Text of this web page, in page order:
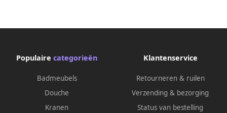
Populaire categorieën
Badmeubels
Douche
Kranen
Klantenservice
Retourneren & ruilen
Verzending & bezorging
Status van bestelling